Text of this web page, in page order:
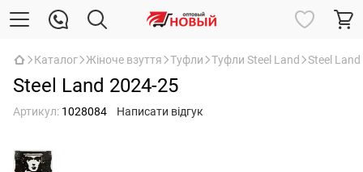
Каталог Жіноче взуття Туфли Туфли Steel Land Steel
Steel Land 2024-25
Артикул: 1028084 Написати відгук